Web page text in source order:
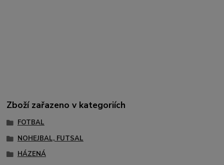
Zboží zařazeno v kategoriích
FOTBAL
NOHEJBAL, FUTSAL
HÁZENÁ